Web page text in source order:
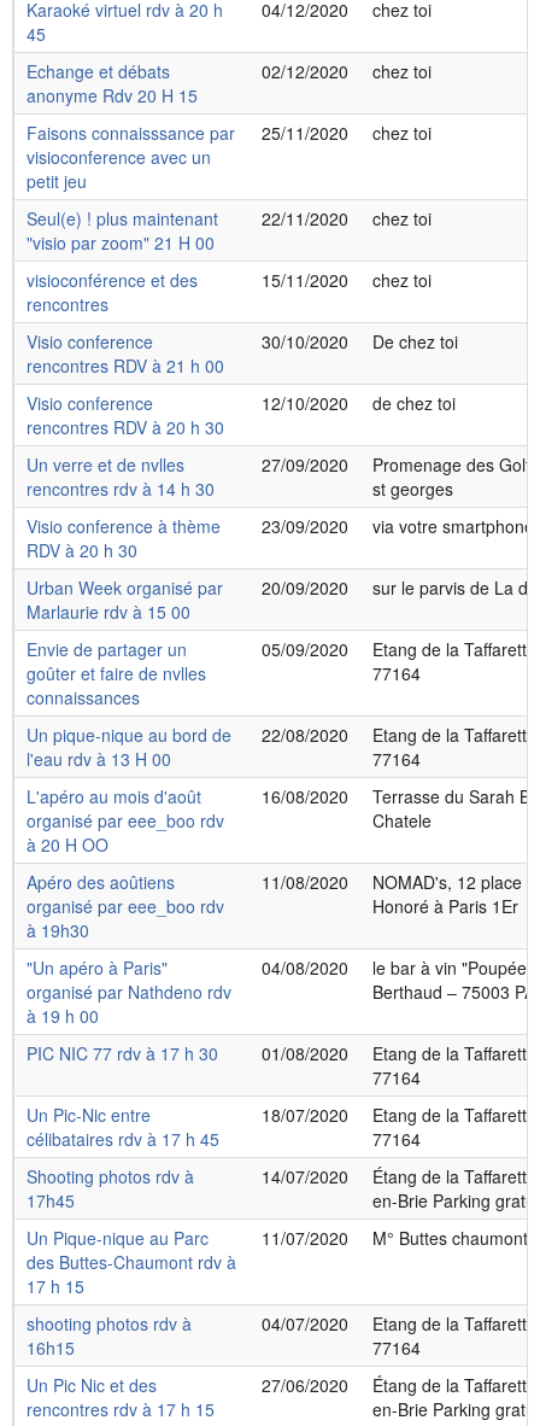
Karaoké virtuel rdv à 20 h
45
04/12/2020 chez toi
Echange et débats
anonyme Rdv 20 H 15
02/12/2020 chez toi
Faisons connaisssance par
visioconference avec un
petit jeu
25/11/2020 chez toi
Seul(e) ! plus maintenant
"visio par zoom" 21 H 00
22/11/2020 chez toi
visioconférence et des
rencontres
15/11/2020 chez toi
Visio conference
rencontres RDV à 21 h 00
30/10/2020 De chez toi
Visio conference
rencontres RDV à 20 h 30
12/10/2020 de chez toi
Un verre et de nvlles
rencontres rdv à 14 h 30
27/09/2020
Promenage des
st georges
Visio conference à thème
RDV à 20 h 30
23/09/2020 via votre
Urban Week organisé par
Marlaurie rdv à 15 00
20/09/2020 sur le parvis de La
Envie de partager un
goûter et faire de nvlles
connaissances
05/09/2020
Etang de la
77164
Un pique-nique au bord de
l'eau rdv à 13 H 00
22/08/2020
Etang de la
77164
L'apéro au mois d'août
organisé par eee_boo rdv
à 20 H OO
16/08/2020
Terrasse du Sarah
Chatele
Apéro des aoûtiens
organisé par eee_boo rdv
à 19h30
11/08/2020
NOMAD's, 12 place
Honoré à Paris 1Er
"Un apéro à Paris"
organisé par Nathdeno rdv
à 19 h 00
04/08/2020
le bar à vin "Poupée"
Berthaud – 75003
PIC NIC 77 rdv à 17 h 30 01/08/2020
Etang de la
77164
Un Pic-Nic entre
célibataires rdv à 17 h 45
18/07/2020
Etang de la
77164
Shooting photos rdv à
17h45
14/07/2020
Étang de la
en-Brie Parking
Un Pique-nique au Parc
des Buttes-Chaumont rdv à
17 h 15
11/07/2020 M° Buttes chaumont
shooting photos rdv à
16h15
04/07/2020
Etang de la
77164
Un Pic Nic et des
rencontres rdv à 17 h 15
27/06/2020
Étang de la
en-Brie Parking